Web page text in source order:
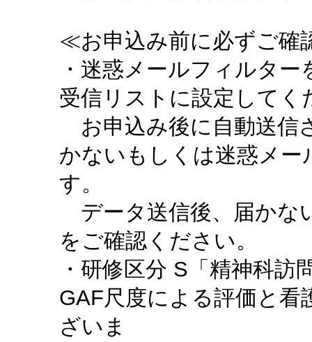
≪お申込み前に必ずご確
・迷惑メールフィルタ
受信リストに設定してく
お申込み後に自動送信
かないもしくは迷惑メ
す。
データ送信後、届かな
をご確認ください。
・研修区分 S「精神科
GAF尺度による評価と看
ざいま